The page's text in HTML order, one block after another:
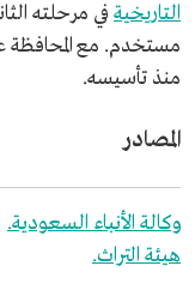
التاريخية
مستخدم. مع المحافظة
منذ تأسيسه.
المصادر
وكالة الأنباء السعودية.
هيئة التراث.